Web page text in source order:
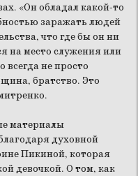
«Он обладал какой-то
заражать людей
что где бы он ни
на место служения или
всегда не просто
братство. Это
материалы
духовной
Пикиной, которая
девочкой. О том, как